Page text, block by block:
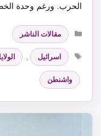
الحرب. ورغم وحدة
التصنيفات
مقالات الناشر
الوسوم
اسرائيل
واشنطن